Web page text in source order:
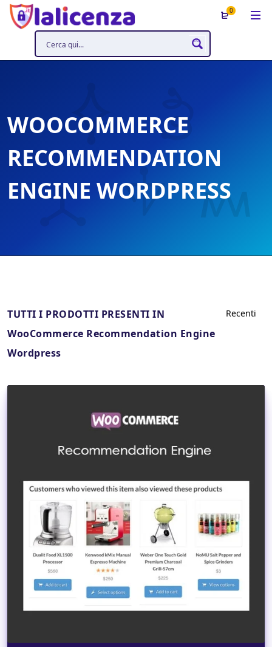
0
WOOCOMMERCE
RECOMMENDATION
ENGINE WORDPRESS
TUTTI I PRODOTTI PRESENTI IN
WooCommerce Recommendation Engine
Wordpress
Dettagli